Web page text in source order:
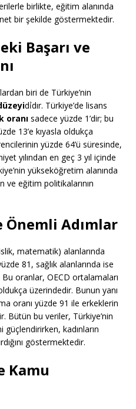
birlikte, eğitim alanında
bir şekilde göstermektedir.
Başarı ve
biri de Türkiye’nin
dỉdır. Türkiye’de lisans
oranı sadece yüzde 1’dir; bu
13’e kıyasla oldukça
yüzde 64’ü süresinde,
yılından en geç 3 yıl içinde
yükseköğretim alanında
ve eğitim politikalarının
Önemli Adımlar
matematik) alanlarında
81, sağlık alanlarında ise
oranlar, OECD ortalamaları
üzerindedir. Bunun yanı
oranı yüzde 91 ile erkeklerin
Bütün bu veriler, Türkiye’nin
kadınların
göstermektedir.
Kamu